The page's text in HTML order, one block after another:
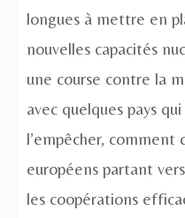
longues à mettre en
nouvelles capacités
une course contre la
avec quelques pays
l’empêcher, comment
européens partant
les coopérations